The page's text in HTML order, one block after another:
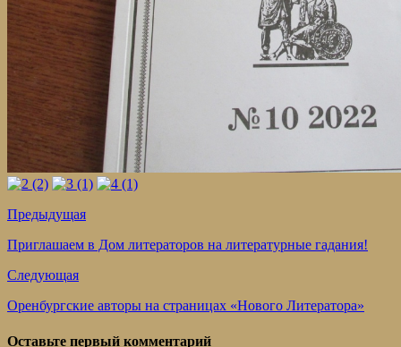
Предыдущая
Приглашаем в Дом литераторов на литературные гадания!
Следующая
Оренбургские авторы на страницах «Нового Литератора»
Оставьте первый комментарий